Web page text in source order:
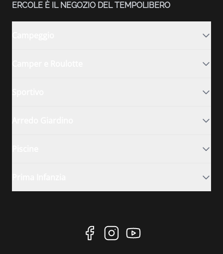
ERCOLE È IL NEGOZIO DEL TEMPOLIBERO